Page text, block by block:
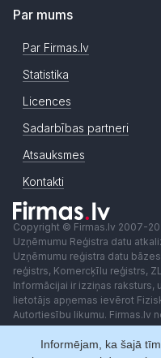
Par mums
Par Firmas.lv
Statistika
Licences
Sadarbības partneri
Atsauksmes
Kontakti
Copyright © Firmas.lv 2007-
Uzņēmumu Reģistra datu
Uzņēmumu reģistra datu
reģistrs, Komercķīlu reģistrs,
Informācijai ir izziņas raksturs,
lietotājs apņemas ievērot
Autortiesību likumu. Firmas.lv
lēmumiem, kas balstīti uz
izmantot jebkādas
Informējam, ka šajā